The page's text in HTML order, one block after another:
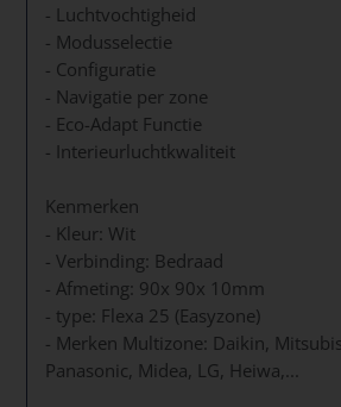
- Luchtvochtigheid
- Modusselectie
- Configuratie
- Navigatie per zone
- Eco-Adapt Functie
- Interieurluchtkwaliteit
Kenmerken
- Kleur: Wit
- Verbinding: Bedraad
- Afmeting: 90x 90x 10mm
- type: Flexa 25 (Easyzone)
- Merken Multizone: Daikin,
Panasonic, Midea, LG, Heiwa,...